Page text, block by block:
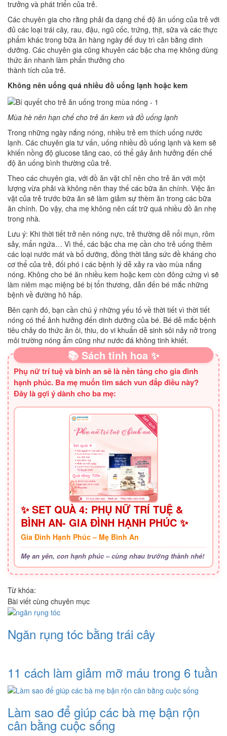
trưởng và phát triển của trẻ.
Các chuyên gia cho rằng phải đa dạng chế độ ăn uống của trẻ với
đủ các loại trái cây, rau, đậu, ngũ cốc, trứng, thịt, sữa và các thực
phẩm khác trong bữa ăn hàng ngày để duy trì cân bằng dinh
dưỡng. Các chuyên gia cũng khuyên các bậc cha mẹ không dùng
thức ăn nhanh làm phẩn thưởng cho
thành tích của trẻ.
Không nên uống quá nhiều đồ uống lạnh hoặc kem
Mùa hè nên hạn chế cho trẻ ăn kem và đồ uống lạnh
Trong những ngày nắng nóng, nhiều trẻ em thích uống nước
lạnh. Các chuyên gia tư vấn, uống nhiều đồ uống lạnh và kem sẽ
khiến nồng độ glucose tăng cao, có thể gây ảnh hưởng đến chế
độ ăn uống bình thường của trẻ.
Theo các chuyên gia, với đồ ăn vặt chỉ nên cho trẻ ăn với một
lượng vừa phải và không nên thay thế các bữa ăn chính. Việc ăn
vặt của trẻ trước bữa ăn sẽ làm giảm sự thèm ăn trong các bữa
ăn chính. Do vậy, cha mẹ không nên cất trữ quá nhiều đồ ăn nhẹ
trong nhà.
Lưu ý: Khi thời tiết trở nên nóng nực, trẻ thường dễ nổi mụn, rôm
sảy, mẩn ngứa… Vì thế, các bậc cha mẹ cần cho trẻ uống thêm
các loại nước mát và bổ dưỡng, đồng thời tăng sức đề kháng cho
cơ thể của trẻ, đối phó i các bệnh lý dễ xảy ra vào mùa nắng
nóng. Không cho bé ăn nhiều kem hoặc kem còn đông cứng vì sẽ
làm niêm mạc miệng bé bị tổn thương, dẫn đến bé mắc những
bệnh về đường hô hấp.
Bên cạnh đó, bạn cần chú ý những yếu tố về thời tiết vì thời tiết
nóng có thể ảnh hưởng đến dinh dưỡng của bé. Bé dễ mắc bệnh
tiêu chảy do thức ăn ôi, thiu, do vi khuẩn dễ sinh sôi nảy nở trong
môi trường nóng ẩm cũng như nước đá không tinh khiết.
📚 Sách tinh hoa ✨
Phụ nữ trí tuệ và bình an sẽ là nền tảng cho gia đình
hạnh phúc. Ba mẹ muốn tìm sách vun đắp điều này?
Đây là gợi ý dành cho ba mẹ:
✨ SET QUÀ 4: PHỤ NỮ TRÍ TUỆ &
BÌNH AN- GIA ĐÌNH HẠNH PHÚC ✨
Gia Đình Hạnh Phúc – Mẹ Bình An
Mẹ an yên, con hạnh phúc – cùng nhau trưởng thành nhé!
Từ khóa:
Bài viết cùng chuyên mục
Ngăn rụng tóc bằng trái cây
11 cách làm giảm mỡ máu trong 6 tuần
Làm sao để giúp các bà mẹ bận rộn
cân bằng cuộc sống